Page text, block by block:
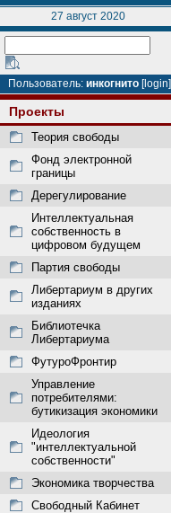
27 август 2020
Пользователь: инкогнито [login]
Проекты
Теория свободы
Фонд электронной
границы
Дерегулирование
Интеллектуальная
собственность в
цифровом будущем
Партия свободы
Либертариум в других
изданиях
Библиотечка
Либертариума
ФутуроФронтир
Управление
потребителями:
бутикизация экономики
Идеология
"интеллектуальной
собственности"
Экономика творчества
Свободный Кабинет